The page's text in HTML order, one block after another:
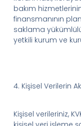
bakım
finansmanının
saklama
yetkili kurum ve
4. Kişisel Verilerin
Kişisel verileriniz,